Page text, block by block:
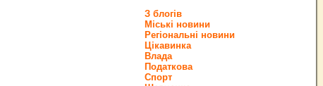
З блогів
Міські новини
Регіональні новини
Цікавинка
Влада
Податкова
Спорт